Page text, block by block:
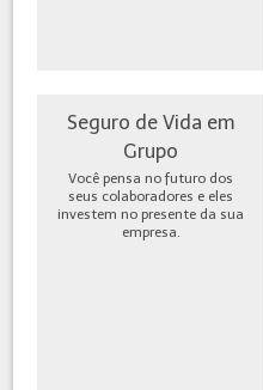
Seguro de Vida em
Grupo
Você pensa no futuro dos
seus colaboradores e eles
investem no presente da sua
empresa.